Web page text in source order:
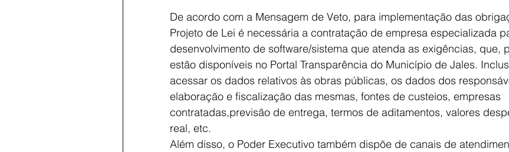
De acordo com a Mensagem de Veto, para implementação das
Projeto de Lei é necessária a contratação de empresa especializada
desenvolvimento de software/sistema que atenda as exigências, que,
estão disponíveis no Portal Transparência do Município de Jales.
acessar os dados relativos às obras públicas, os dados dos
elaboração e fiscalização das mesmas, fontes de custeios, empresas
contratadas,previsão de entrega, termos de aditamentos, valores
real, etc.
Além disso, o Poder Executivo também dispõe de canais de